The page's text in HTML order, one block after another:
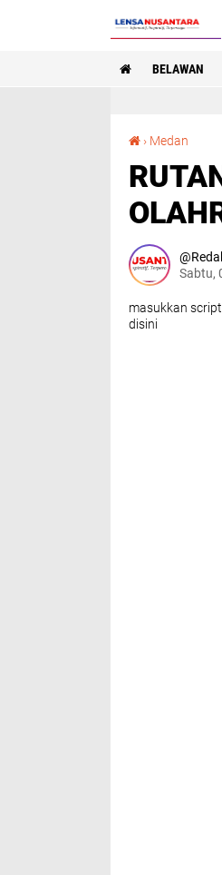
BELAWAN
› Medan
Sabtu,
masukkan
disini